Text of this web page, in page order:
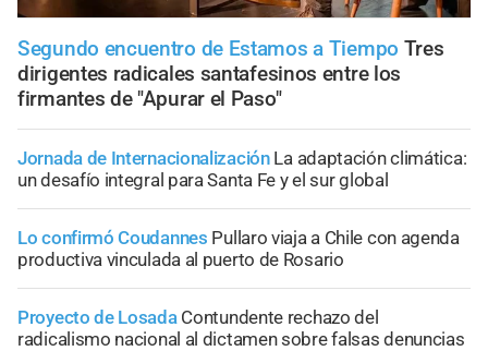
Segundo encuentro de Estamos a Tiempo Tres
dirigentes radicales santafesinos entre los
firmantes de "Apurar el Paso"
Jornada de Internacionalización La adaptación climática:
un desafío integral para Santa Fe y el sur global
Lo confirmó Coudannes Pullaro viaja a Chile con agenda
productiva vinculada al puerto de Rosario
Proyecto de Losada Contundente rechazo del
radicalismo nacional al dictamen sobre falsas denuncias